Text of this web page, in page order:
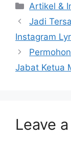
Artikel &
Jadi
Instagram
Jabat Ketua
Leave